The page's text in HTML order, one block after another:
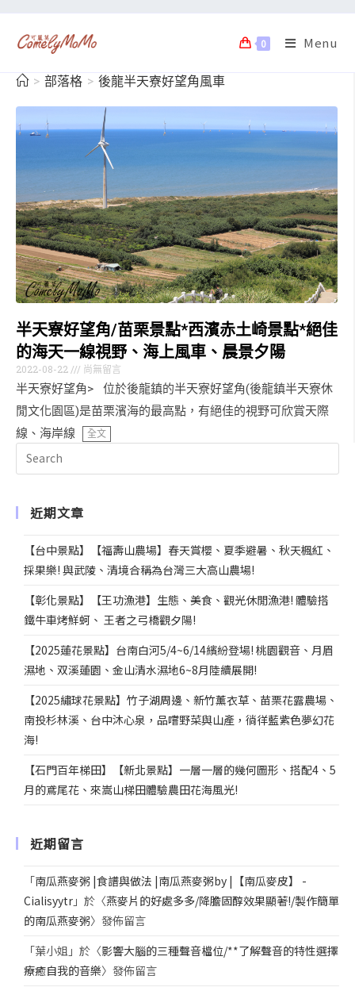
0 Menu
> 部落格 > 後龍半天寮好望角風車
半天寮好望角/苗栗景點*西濱赤土崎景點*絕佳
的海天一線視野、海上風車、晨景夕陽
2022-08-22 尚無留言
半天寮好望角> 位於後龍鎮的半天寮好望角(後龍鎮半天寮休
閒文化園區)是苗栗濱海的最高點，有絕佳的視野可欣賞天際
線、海岸線
全文
近期文章
【台中景點】【福壽山農場】春天賞櫻、夏季避暑、秋天楓紅、
採果樂! 與武陵、清境合稱為台灣三大高山農場!
【彰化景點】【王功漁港】生態、美食、觀光休閒漁港! 體驗搭
鐵牛車烤鮮蚵、 王者之弓橋觀夕陽!
【2025蓮花景點】台南白河5/4~6/14繽紛登場! 桃園觀音、月眉
濕地、双溪蓮園、金山清水濕地6~8月陸續展開!
【2025繡球花景點】竹子湖周邊、新竹薰衣草、苗栗花露農場、
南投杉林溪、台中沐心泉，品嚐野菜與山產，徜徉藍紫色夢幻花
海!
【石門百年梯田】【新北景點】一層一層的幾何圖形、搭配4、5
月的鳶尾花、來嵩山梯田體驗農田花海風光!
近期留言
「南瓜燕麥粥 |食譜與做法 |南瓜燕麥粥by |【南瓜麥皮】 -
Cialisyytr 」於〈燕麥片的好處多多/降膽固醇效果顯著!/製作簡單
的南瓜燕麥粥〉發佈留言
「葉小姐 」於〈影響大腦的三種聲音檔位/**了解聲音的特性選擇
療癒自我的音樂〉發佈留言